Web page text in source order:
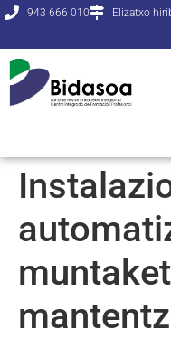
943 666 010 Elizatxo